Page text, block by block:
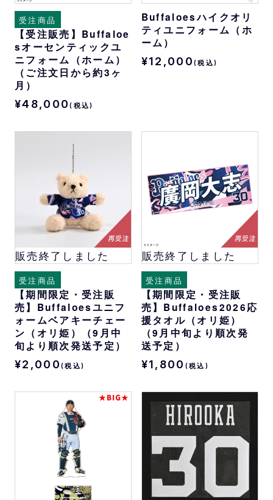
受注商品
【受注販売】Buffaloe
sオーセンティックユ
ニフォーム（ホーム）
（ご注文日から約3ヶ
月）
¥48,000(税込)
Buffaloesハイクオリ
ティユニフォーム（ホ
ーム）
¥12,000(税込)
販売終了しました
受注商品
【期間限定・受注販
売】Buffaloesユニフ
ォームベアキーチェー
ン（オリ姫）（9月中
旬より順次発送予定）
¥2,000 (税込)
販売終了しました
受注商品
【期間限定・受注販
売】Buffaloes2026応
援タオル（オリ姫）
（9月中旬より順次発
送予定）
¥1,800 (税込)